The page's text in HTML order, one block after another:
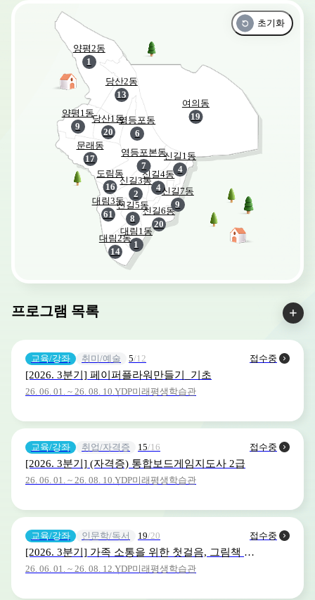
여의동
19
당산1동
20
당산2동
13
양평1동
9
양평2동
1
신길1동
4
신길3동
2
신길4동
4
신길5동
8
신길6동
20
신길7동
9
대림1동
1
대림2동
14
대림3동
61
영등포본동
7
영등포동
6
도림동
16
문래동
17
초기화
프로그램 목록
교육/강좌 취미/예술 5/12 접수중
[2026. 3분기] 페이퍼플라워만들기_기초
26. 06. 01. ~ 26. 08. 10. YDP미래평생학습관
교육/강좌 취업/자격증 15/16 접수중
[2026. 3분기] (자격증) 통합보드게임지도사 2급
26. 06. 01. ~ 26. 08. 10. YDP미래평생학습관
교육/강좌 인문학/독서 19/20 접수중
[2026. 3분기] 가족 소통을 위한 첫걸음, 그림책 하브루타
26. 06. 01. ~ 26. 08. 12. YDP미래평생학습관